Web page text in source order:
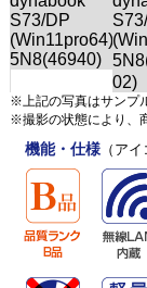
※上記の写真はサンプ
※撮影の状態により、
機能・仕様（アイ